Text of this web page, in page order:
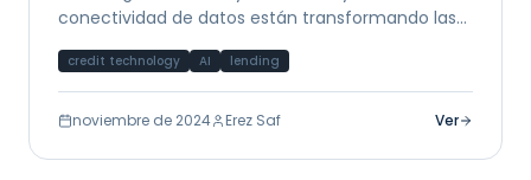
conectividad de datos están transformando las
credit technology AI lending
noviembre de 2024 Erez Saf Ver